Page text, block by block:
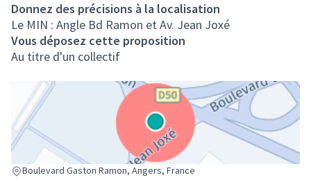
Donnez des précisions à la localisation
Le MIN : Angle Bd Ramon et Av. Jean Joxé
Vous déposez cette proposition
Au titre d'un collectif
Boulevard Gaston Ramon, Angers, France
(Lien externe)